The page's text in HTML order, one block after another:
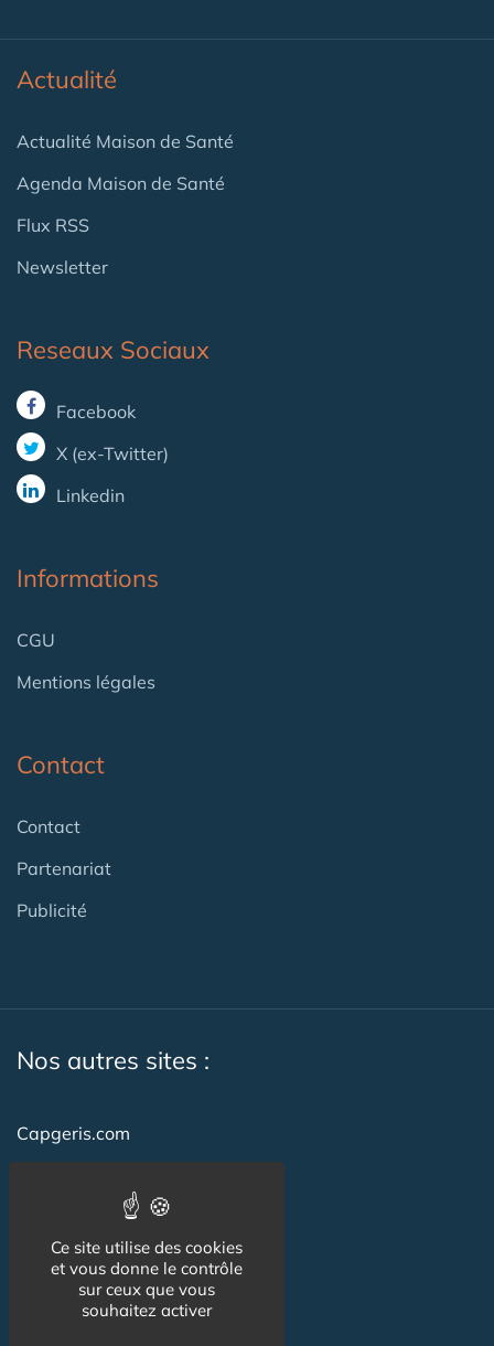
Actualité
Actualité Maison de Santé
Agenda Maison de Santé
Flux RSS
Newsletter
Reseaux Sociaux
Facebook
X (ex-Twitter)
Linkedin
Informations
CGU
Mentions légales
Contact
Contact
Partenariat
Publicité
Nos autres sites :
Capgeris.com
Emploi-formation-sante.com
Seniorissimmo.com
Creche-et-naissance.com
Ce site utilise des cookies
et vous donne le contrôle
sur ceux que vous
souhaitez activer